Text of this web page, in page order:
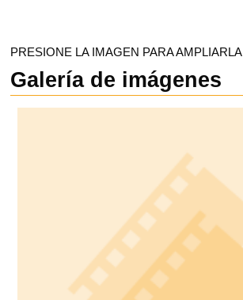
PRESIONE LA IMAGEN PARA AMPLIARLA
Galería de imágenes